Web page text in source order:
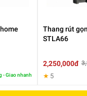
- Giao nhanh
Thang rút
STLA66
2,250,000đ
★ 5